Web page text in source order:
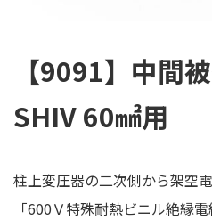
【9091】中間
SHIV 60㎟用
柱上変圧器の二次側から架空
「600Ｖ特殊耐熱ビニル絶縁